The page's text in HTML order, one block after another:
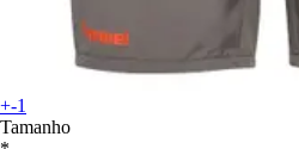
+-1
Tamanho